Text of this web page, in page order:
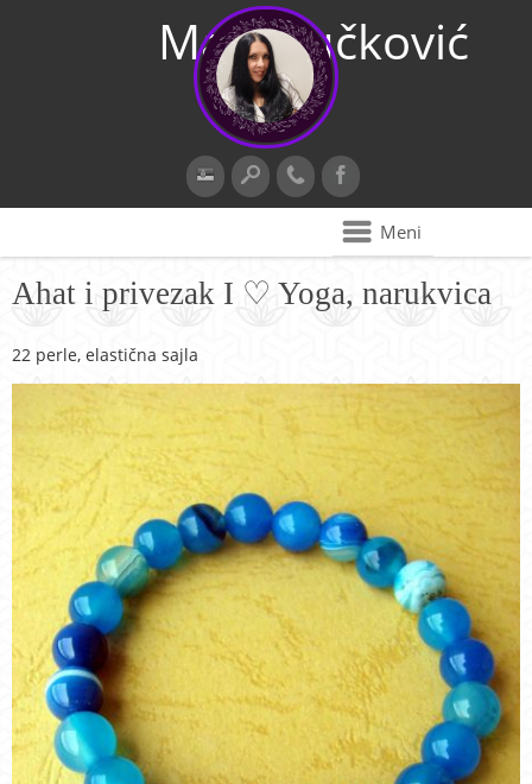
Maja Vučković
Meni
Ahat i privezak I ♡ Yoga, narukvica
22 perle, elastična sajla